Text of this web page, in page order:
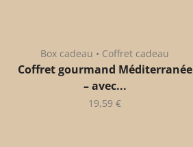
Box cadeau • Coffret cadeau
Coffret gourmand Méditerranée
– avec...
19,59 €